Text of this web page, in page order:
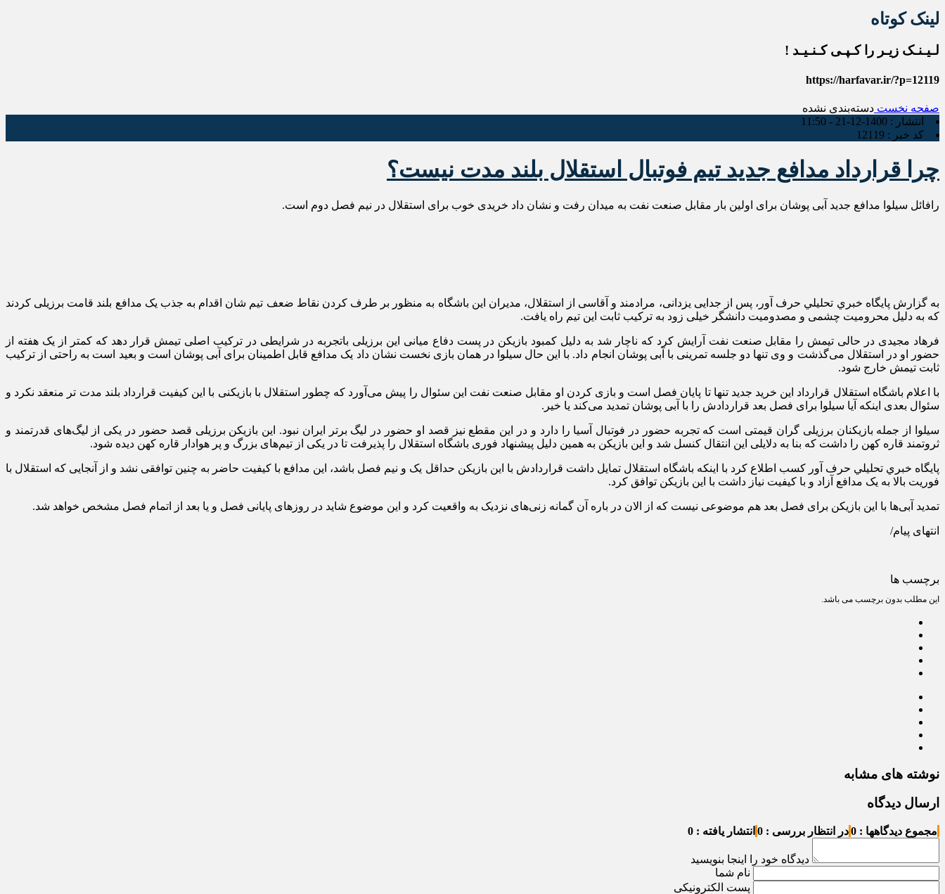
لینک کوتاه
لـیـنـک زیـر را کـپـی کـنـیـد !
https://harfavar.ir/?p=12119
صفحه نخست دسته‌بندی نشده
انتشار : 1400-12-21 - 11:50
کد خبر : 12119
چرا قرارداد مدافع جدید تیم فوتبال استقلال بلند مدت نیست؟
رافائل سیلوا مدافع جدید آبی پوشان برای اولین بار مقابل صنعت نفت به میدان رفت و نشان داد خریدی خوب برای استقلال در نیم فصل دوم است.
به گزارش پايگاه خبري تحليلي حرف آور، پس از جدایی یزدانی، مرادمند و آقاسی از استقلال، مدیران این باشگاه به منظور بر طرف کردن نقاط ضعف تیم شان اقدام به جذب یک مدافع بلند قامت برزیلی کردند
که به دلیل محرومیت چشمی و مصدومیت دانشگر خیلی زود به ترکیب ثابت این تیم راه یافت.
فرهاد مجیدی در حالی تیمش را مقابل صنعت نفت آرایش کرد که ناچار شد به دلیل کمبود بازیکن در پست دفاع میانی این برزیلی باتجربه در شرایطی در ترکیب اصلی تیمش قرار دهد که کمتر از یک هفته از
حضور او در استقلال می‌گذشت و وی تنها دو جلسه تمرینی با آبی پوشان انجام داد. با این حال سیلوا در همان بازی نخست نشان داد یک مدافع قابل اطمینان برای آبی پوشان است و بعید است به راحتی از ترکیب
ثابت تیمش خارج شود.
با اعلام باشگاه استقلال قرارداد این خرید جدید تنها تا پایان فصل است و بازی کردن او مقابل صنعت نفت این سئوال را پیش می‌آورد که چطور استقلال با بازیکنی با این کیفیت قرارداد بلند مدت تر منعقد نکرد و
سئوال بعدی اینکه آیا سیلوا برای فصل بعد قراردادش را با آبی پوشان تمدید می‌کند یا خیر.
سیلوا از جمله بازیکنان برزیلی گران قیمتی است که تجربه حضور در فوتبال آسیا را دارد و در این مقطع نیز قصد او حضور در لیگ برتر ایران نبود. این بازیکن برزیلی قصد حضور در یکی از لیگ‌های قدرتمند و
ثروتمند قاره کهن را داشت که بنا به دلایلی این انتقال کنسل شد و این بازیکن به همین دلیل پیشنهاد فوری باشگاه استقلال را پذیرفت تا در یکی از تیم‌های بزرگ و پر هوادار قاره کهن دیده شود.
پايگاه خبري تحليلي حرف آور کسب اطلاع کرد با اینکه باشگاه استقلال تمایل داشت قراردادش با این بازیکن حداقل یک و نیم فصل باشد، این مدافع با کیفیت حاضر به چنین توافقی نشد و از آنجایی که استقلال با
فوریت بالا به یک مدافع آزاد و با کیفیت نیاز داشت با این بازیکن توافق کرد.
تمدید آبی‌ها با این بازیکن برای فصل بعد هم موضوعی نیست که از الان در باره آن گمانه زنی‌های نزدیک به واقعیت کرد و این موضوع شاید در روزهای پایانی فصل و یا بعد از اتمام فصل مشخص خواهد شد.
انتهای پیام/
برچسب ها
این مطلب بدون برچسب می باشد.
نوشته های مشابه
ارسال دیدگاه
مجموع دیدگاهها : 0 در انتظار بررسی : 0 انتشار یافته : 0
دیدگاه خود را اینجا بنویسید
نام شما
پست الکترونیکی